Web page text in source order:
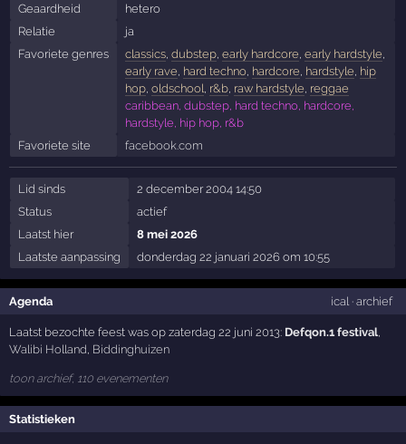
Geaardheid
hetero
Relatie
ja
Favoriete genres
classics, dubstep, early hardcore early hardstyle
early rave hard techno, hardcore hardstyle hip
hop, oldschool r&b, raw hardstyle reggae
caribbean, dubstep, hard techno, hardcore,
hardstyle, hip hop, r&b
Favoriete site
facebook.com
Lid sinds
2 december 2004 14:50
Status
actief
Laatst hier
8 mei 2026
Laatste aanpassing
donderdag 22 januari 2026 om 10:55
Agenda ical· archief
Laatst bezochte feest was op zaterdag 22 juni 2013: Defqon.1 festival,
Walibi Holland, Biddinghuizen
toon archief, 110 evenementen
Statistieken